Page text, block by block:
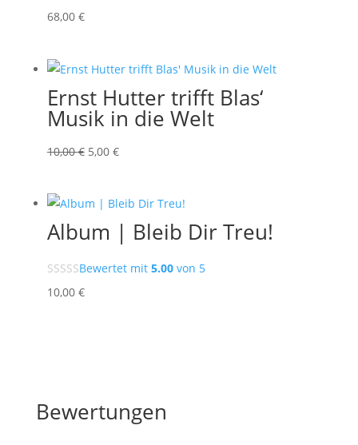
68,00 €
Ernst Hutter trifft Blas‘
Musik in die Welt
10,00€ Ursprünglicher
10,00 €
5,00 €Aktueller
5,00 €.
Album | Bleib Dir Treu!
Bewertet mit 5.00von 5
10,00 €
Bewertungen